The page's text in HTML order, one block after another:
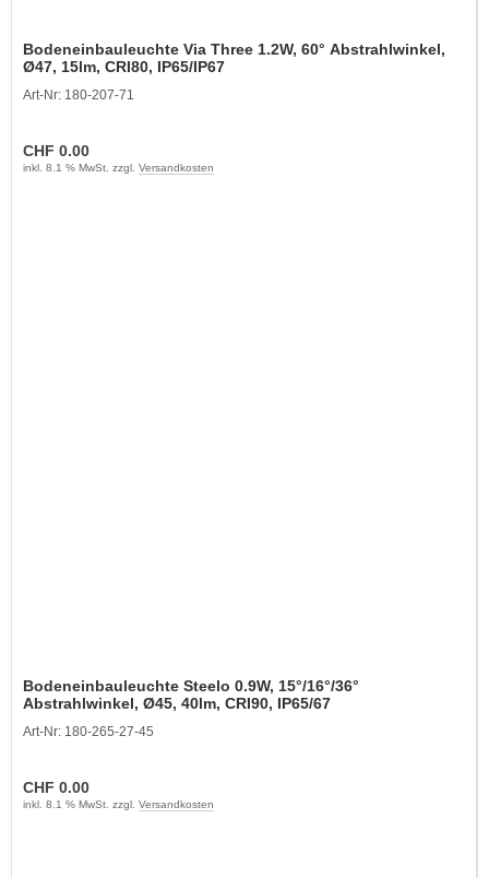
Bodeneinbauleuchte Via Three 1.2W, 60° Abstrahlwinkel,
Ø47, 15lm, CRI80, IP65/IP67
Art-Nr: 180-207-71
CHF 0.00
inkl. 8.1 % MwSt. zzgl. Versandkosten
Bodeneinbauleuchte Steelo 0.9W, 15°/16°/36°
Abstrahlwinkel, Ø45, 40lm, CRI90, IP65/67
Art-Nr: 180-265-27-45
CHF 0.00
inkl. 8.1 % MwSt. zzgl. Versandkosten